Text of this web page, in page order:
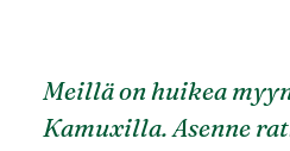
Meillä on huikea
Kamuxilla. Asenne